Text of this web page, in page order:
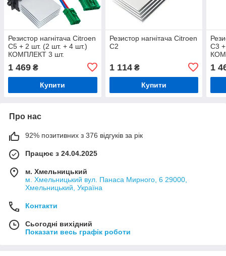
Резистор нагнітача Citroen
C5 + 2 шт. (2 шт. + 4 шт.)
КОМПЛЕКТ 3 шт.
1 469 ₴
Купити
Резистор нагнітача Citroen
C2
1 114₴
Купити
C3
1
Про нас
92% позитивних з 376 відгуків за рік
Працює з 24.04.2025
м. Хмельницький
м. Хмельницький вул. Панаса Мирного, 6 29000,
Хмельницький, Україна
Контакти
Сьогодні вихідний
Показати весь графік роботи